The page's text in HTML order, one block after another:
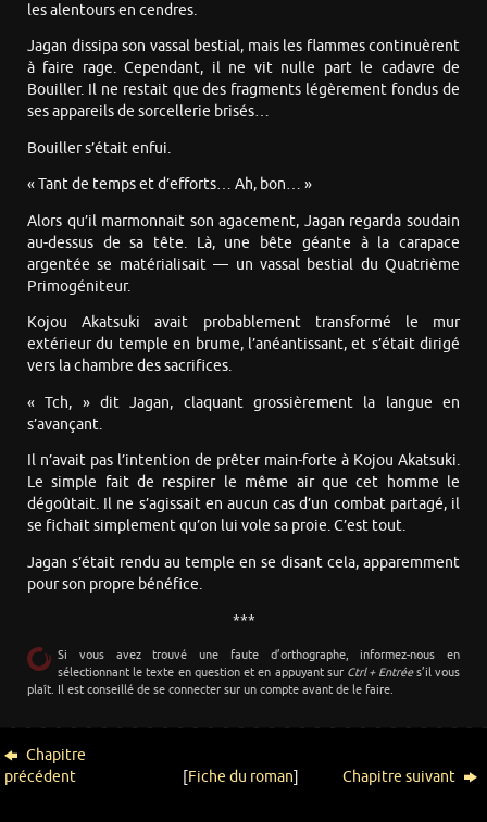
les alentours en cendres.
Jagan dissipa son vassal bestial, mais les flammes continuèrent
à faire rage. Cependant, il ne vit nulle part le cadavre de
Bouiller. Il ne restait que des fragments légèrement fondus de
ses appareils de sorcellerie brisés…
Bouiller s’était enfui.
« Tant de temps et d’efforts… Ah, bon… »
Alors qu’il marmonnait son agacement, Jagan regarda soudain
au-dessus de sa tête. Là, une bête géante à la carapace
argentée se matérialisait — un vassal bestial du Quatrième
Primogéniteur.
Kojou Akatsuki avait probablement transformé le mur
extérieur du temple en brume, l’anéantissant, et s’était dirigé
vers la chambre des sacrifices.
« Tch, » dit Jagan, claquant grossièrement la langue en
s’avançant.
Il n’avait pas l’intention de prêter main-forte à Kojou Akatsuki.
Le simple fait de respirer le même air que cet homme le
dégoûtait. Il ne s’agissait en aucun cas d’un combat partagé, il
se fichait simplement qu’on lui vole sa proie. C’est tout.
Jagan s’était rendu au temple en se disant cela, apparemment
pour son propre bénéfice.
***
Si vous avez trouvé une faute d’orthographe, informez-nous en
sélectionnant le texte en question et en appuyant sur Ctrl + Entrées’il vous
plaît. Il est conseillé de se connecter sur un compte avant de le faire.
Chapitre
précédent
[Fiche du roman] Chapitre suivant